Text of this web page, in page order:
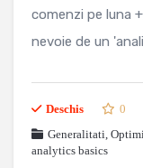
comenzi pe luna
nevoie de un
Deschis
0
Generalitati,
analytics basics